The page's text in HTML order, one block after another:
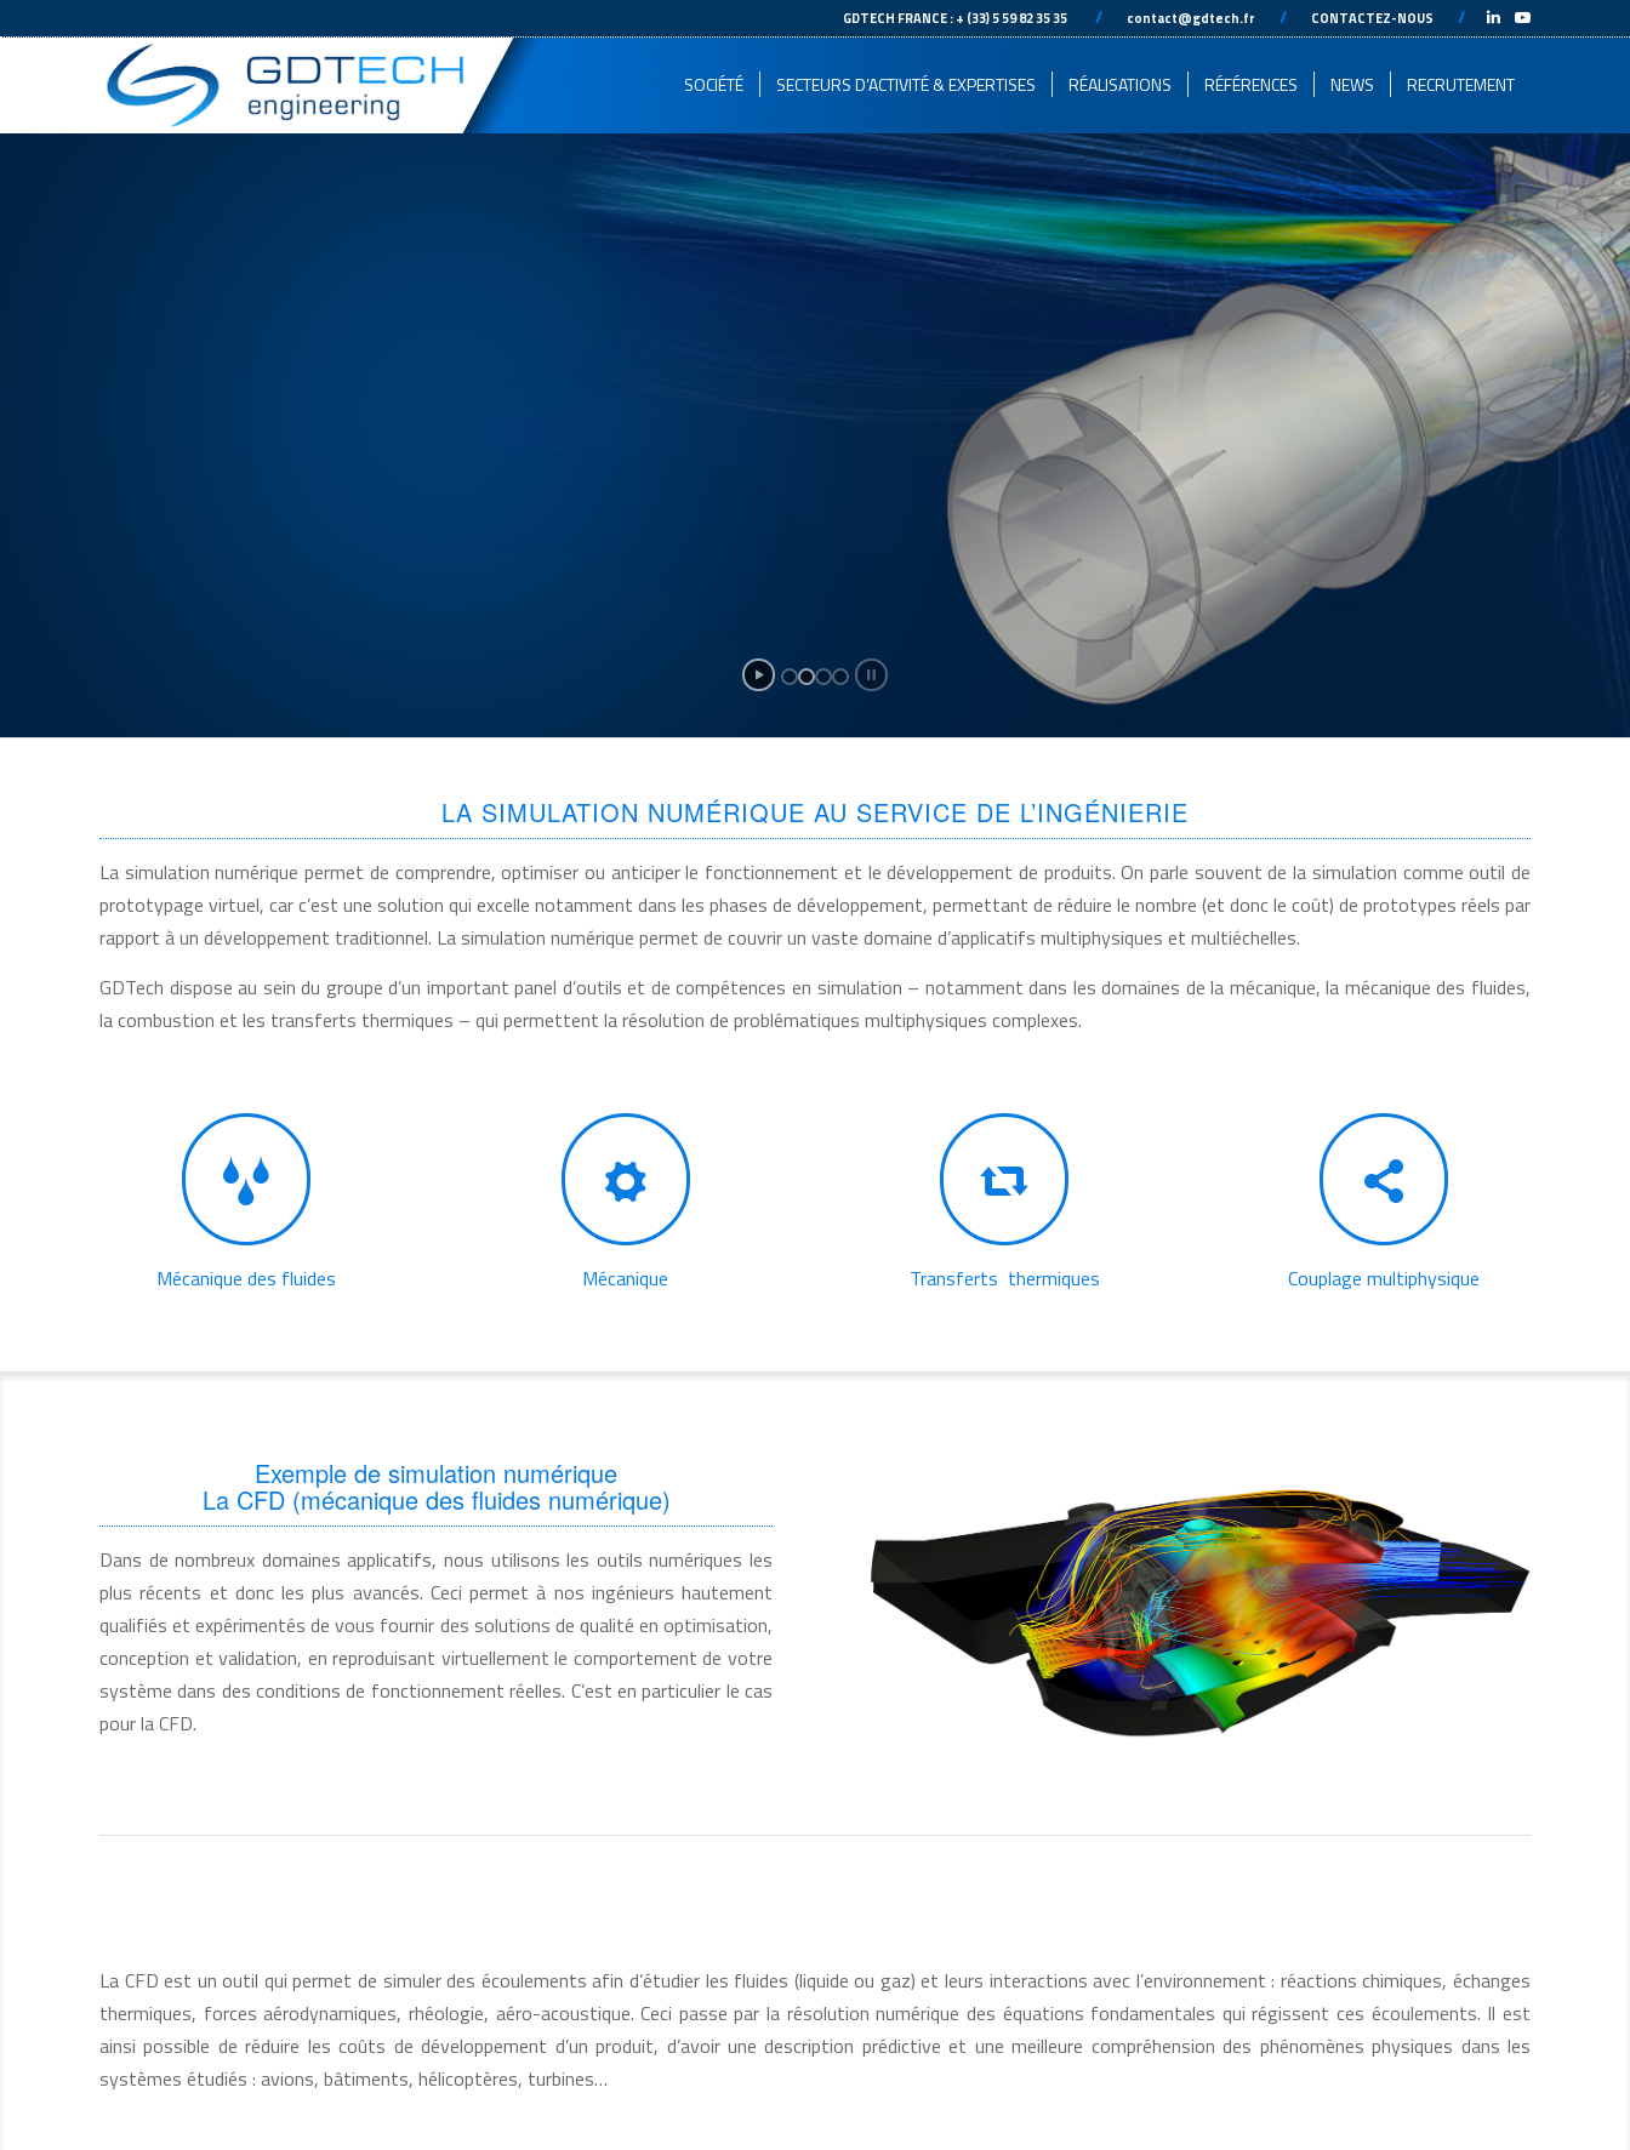
GDTECH FRANCE : + (33) 5 59 82 35 35 // contact@gdtech.fr // CONTACTEZ-NOUS //
SOCIÉTÉ SECTEURS D’ACTIVITÉ & EXPERTISES RÉALISATIONS RÉFÉRENCES NEWS RECRUTEMENT
LA SIMULATION NUMÉRIQUE AU SERVICE DE L’INGÉNIERIE
La simulation numérique permet de comprendre, optimiser ou anticiper le fonctionnement et le développement de produits. On parle souvent de la simulation comme outil de
prototypage virtuel, car c’est une solution qui excelle notamment dans les phases de développement, permettant de réduire le nombre (et donc le coût) de prototypes réels par
rapport à un développement traditionnel. La simulation numérique permet de couvrir un vaste domaine d’applicatifs multiphysiques et multiéchelles.
GDTech dispose au sein du groupe d’un important panel d’outils et de compétences en simulation – notamment dans les domaines de la mécanique, la mécanique des fluides,
la combustion et les transferts thermiques – qui permettent la résolution de problématiques multiphysiques complexes.
Mécanique des fluides Mécanique Transferts thermiques Couplage multiphysique
Exemple de simulation numérique
La CFD (mécanique des fluides numérique)
Dans de nombreux domaines applicatifs, nous utilisons les outils numériques les
plus récents et donc les plus avancés. Ceci permet à nos ingénieurs hautement
qualifiés et expérimentés de vous fournir des solutions de qualité en optimisation,
conception et validation, en reproduisant virtuellement le comportement de votre
système dans des conditions de fonctionnement réelles. C’est en particulier le cas
pour la CFD.
La CFD est un outil qui permet de simuler des écoulements afin d’étudier les fluides (liquide ou gaz) et leurs interactions avec l’environnement : réactions chimiques, échanges
thermiques, forces aérodynamiques, rhéologie, aéro-acoustique. Ceci passe par la résolution numérique des équations fondamentales qui régissent ces écoulements. Il est
ainsi possible de réduire les coûts de développement d’un produit, d’avoir une description prédictive et une meilleure compréhension des phénomènes physiques dans les
systèmes étudiés : avions, bâtiments, hélicoptères, turbines…